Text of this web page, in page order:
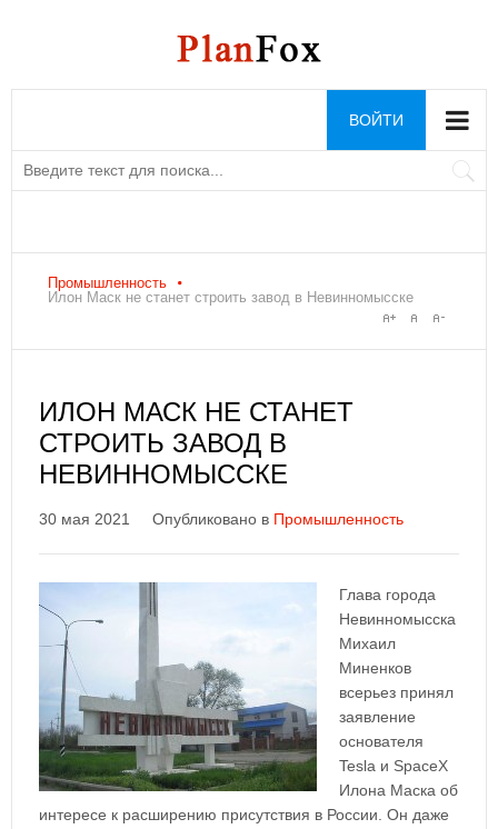
ВОЙТИ
Промышленность
Илон Маск не станет строить завод в Невинномысске
ИЛОН МАСК НЕ СТАНЕТ
СТРОИТЬ ЗАВОД В
НЕВИННОМЫССКЕ
30 мая 2021 Опубликовано в Промышленность
Глава города
Невинномысска
Михаил
Миненков
всерьез принял
заявление
основателя
Tesla и SpaceX
Илона Маска об
интересе к расширению присутствия в России. Он даже